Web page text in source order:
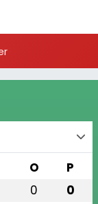
O P
0 0